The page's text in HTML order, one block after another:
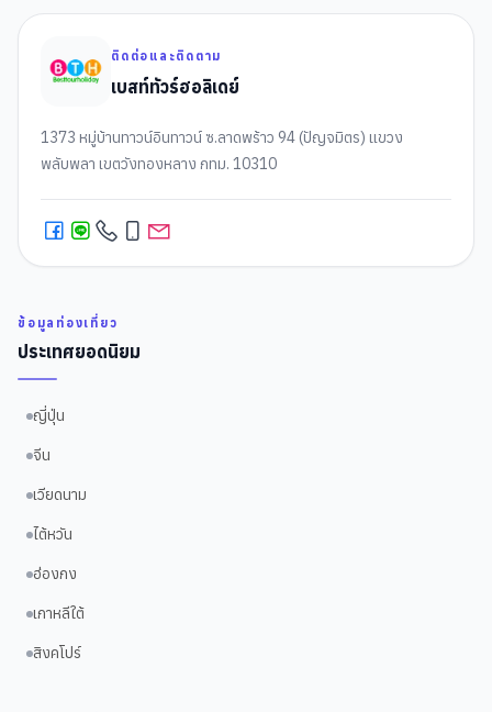
ติดต่อและติดตาม
เบสท์ทัวร์ฮอลิเดย์
1373 หมู่บ้านทาวน์อินทาวน์ ซ.ลาดพร้าว 94 (ปัญจมิตร) แขวง
พลับพลา เขตวังทองหลาง กทม. 10310
ข้อมูลท่องเที่ยว
ประเทศยอดนิยม
ญี่ปุ่น
จีน
เวียดนาม
ไต้หวัน
ฮ่องกง
เกาหลีใต้
สิงคโปร์